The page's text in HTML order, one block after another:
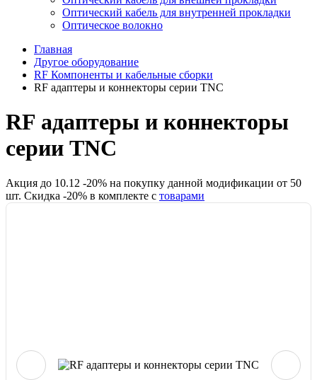
Оптический кабель для внутренней прокладки
Оптическое волокно
Главная
Другое оборудование
RF Компоненты и кабельные сборки
RF адаптеры и коннекторы серии TNC
RF адаптеры и коннекторы
серии TNC
Акция до 10.12 -20% на покупку данной модификации от 50
шт. Скидка -20% в комплекте с товарами